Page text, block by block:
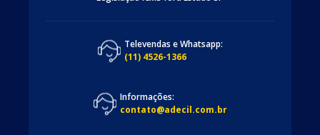
Televendas e Whatsapp:
(11) 4526-1366
Informações:
contato@adecil.com.br